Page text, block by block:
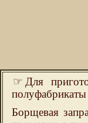
☞ Для
Борщевая